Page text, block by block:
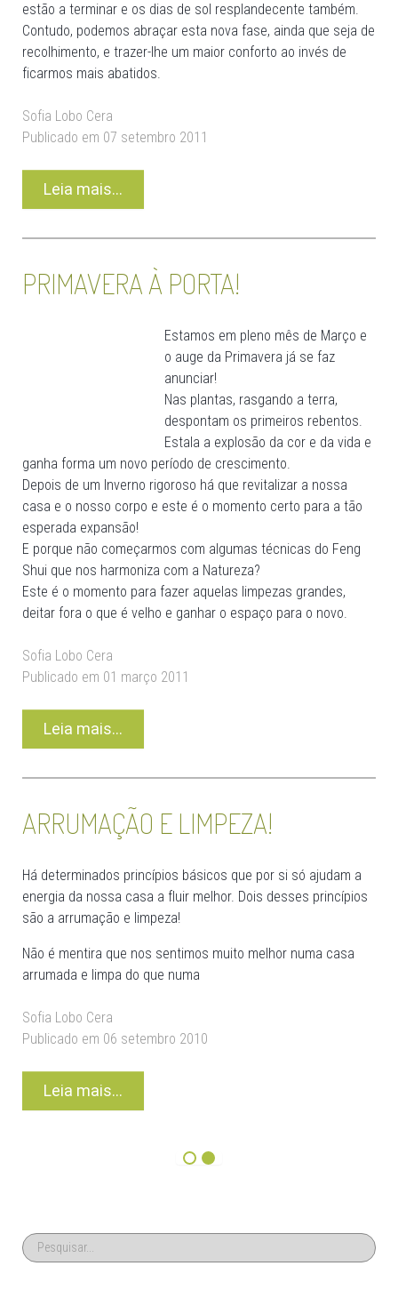
estão a terminar e os dias de sol resplandecente também.
Contudo, podemos abraçar esta nova fase, ainda que seja de
recolhimento, e trazer-lhe um maior conforto ao invés de
ficarmos mais abatidos.
Sofia Lobo Cera
Publicado em 07 setembro 2011
Leia mais...
PRIMAVERA À PORTA!
Estamos em pleno mês de Março e
o auge da Primavera já se faz
anunciar!
Nas plantas, rasgando a terra,
despontam os primeiros rebentos.
Estala a explosão da cor e da vida e
ganha forma um novo período de crescimento.
Depois de um Inverno rigoroso há que revitalizar a nossa
casa e o nosso corpo e este é o momento certo para a tão
esperada expansão!
E porque não começarmos com algumas técnicas do Feng
Shui que nos harmoniza com a Natureza?
Este é o momento para fazer aquelas limpezas grandes,
deitar fora o que é velho e ganhar o espaço para o novo.
Sofia Lobo Cera
Publicado em 01 março 2011
Leia mais...
ARRUMAÇÃO E LIMPEZA!
Há determinados princípios básicos que por si só ajudam a
energia da nossa casa a fluir melhor. Dois desses princípios
são a arrumação e limpeza!
Não é mentira que nos sentimos muito melhor numa casa
arrumada e limpa do que numa
Sofia Lobo Cera
Publicado em 06 setembro 2010
Leia mais...
1 2